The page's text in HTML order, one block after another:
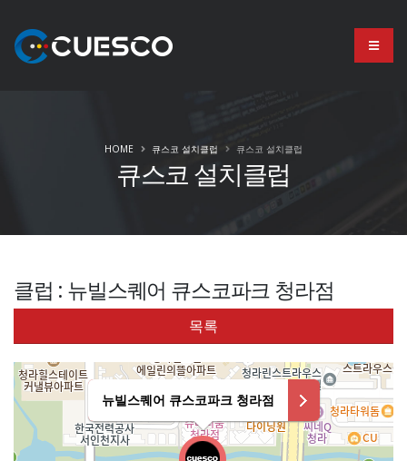
큐스코 설치클럽
HOME 큐스코 설치클럽 큐스코 설치클럽
클럽 : 뉴빌스퀘어 큐스코파크 청라점
목록
뉴빌스퀘어 큐스코파크 청라점